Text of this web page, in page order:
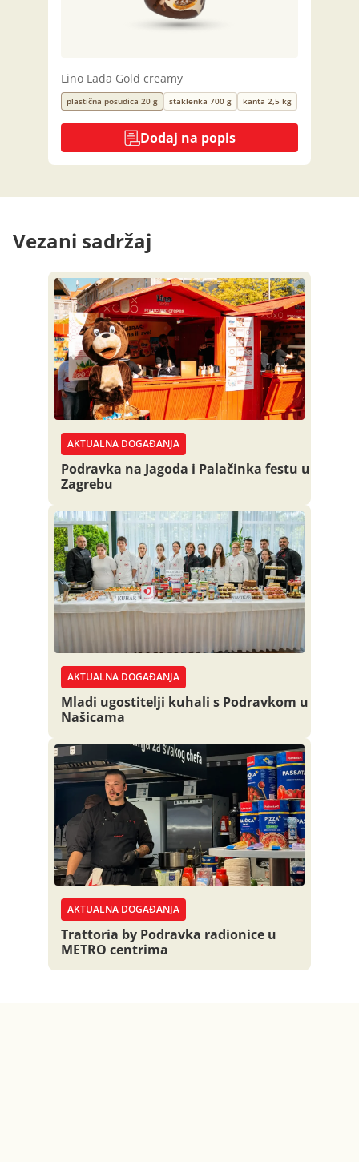
Lino Lada Gold creamy
plastična posudica 20 g staklenka 700 g kanta 2,5 kg
Dodaj na popis
Vezani sadržaj
AKTUALNA DOGAĐANJA
Podravka na Jagoda i Palačinka festu u
Zagrebu
AKTUALNA DOGAĐANJA
Mladi ugostitelji kuhali s Podravkom u
Našicama
AKTUALNA DOGAĐANJA
Trattoria by Podravka radionice u
METRO centrima